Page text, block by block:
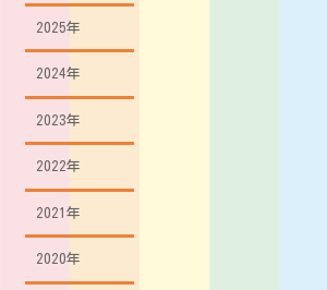
2025年
2024年
2023年
2022年
2021年
2020年